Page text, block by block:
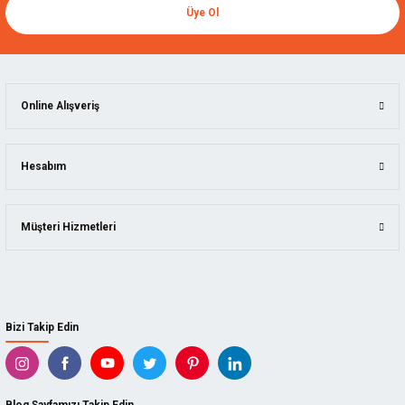
Üye Ol
Bizi Takip Edin
Online Alışveriş
Hesabım
Müşteri Hizmetleri